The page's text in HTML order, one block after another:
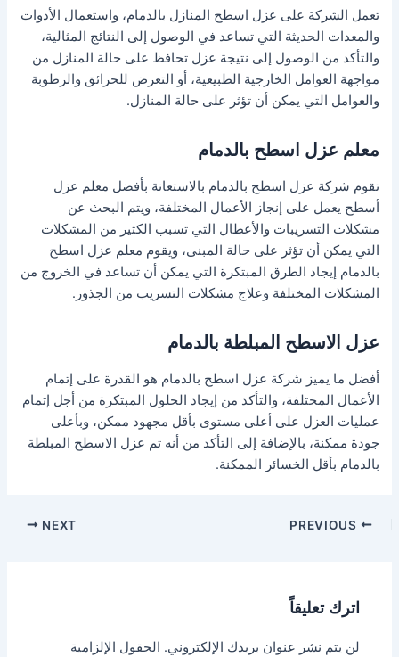
تعمل الشركة على عزل اسطح المنازل بالدمام، واستعمال الأدوات
والمعدات الحديثة التي تساعد في الوصول إلى النتائج المثالية،
والتأكد من الوصول إلى نتيجة عزل تحافظ على حالة المنازل من
مواجهة العوامل الخارجية الطبيعية، أو التعرض للحرائق والرطوبة
والعوامل التي يمكن أن تؤثر على حالة المنازل.
معلم عزل اسطح بالدمام
تقوم شركة عزل اسطح بالدمام بالاستعانة بأفضل معلم عزل
أسطح يعمل على إنجاز الأعمال المختلفة، ويتم البحث عن
مشكلات التسريبات والأعطال التي تسبب الكثير من المشكلات
التي يمكن أن تؤثر على حالة المبنى، ويقوم معلم عزل اسطح
بالدمام إيجاد الطرق المبتكرة التي يمكن أن تساعد في الخروج من
المشكلات المختلفة وعلاج مشكلات التسريب من الجذور.
عزل الاسطح المبلطة بالدمام
أفضل ما يميز شركة عزل اسطح بالدمام هو القدرة على إتمام
الأعمال المختلفة، والتأكد من إيجاد الحلول المبتكرة من أجل إتمام
عمليات العزل على أعلى مستوى بأقل مجهود ممكن، وبأعلى
جودة ممكنة، بالإضافة إلى التأكد من أنه تم عزل الاسطح المبلطة
بالدمام بأقل الخسائر الممكنة.
Post
NEXT
اترك تعليقاً
لن يتم نشر عنوان بريدك الإلكتروني. الحقول الإلزامية